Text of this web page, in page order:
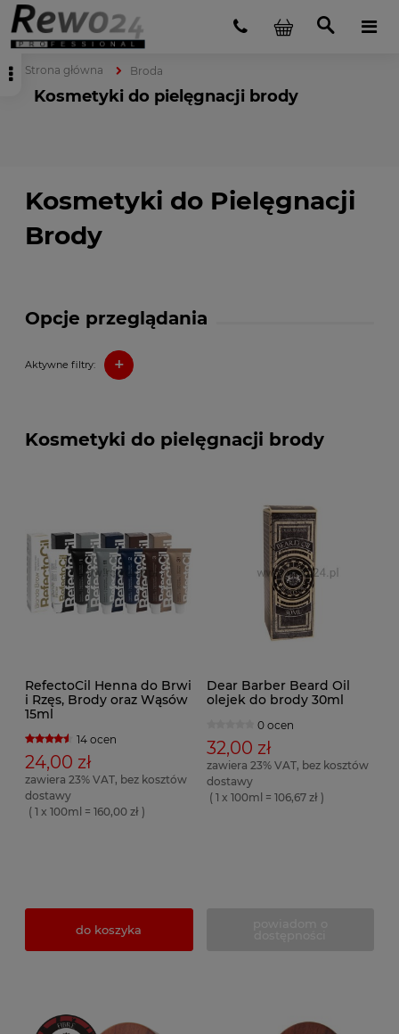
Strona główna Broda
Kosmetyki do pielęgnacji brody
Opcje przeglądania
Aktywne filtry: +
Kosmetyki do Pielęgnacji
Brody
Kosmetyki do pielęgnacji brody
RefectoCil Henna do Brwi
i Rzęs, Brody oraz Wąsów
15ml
14 ocen
24,00 zł
zawiera 23% VAT, bez kosztów
dostawy
( 1 x 100ml = 160,00 zł )
do koszyka
Dear Barber Beard Oil
olejek do brody 30ml
0 ocen
32,00 zł
zawiera 23% VAT, bez kosztów
dostawy
( 1 x 100ml = 106,67 zł )